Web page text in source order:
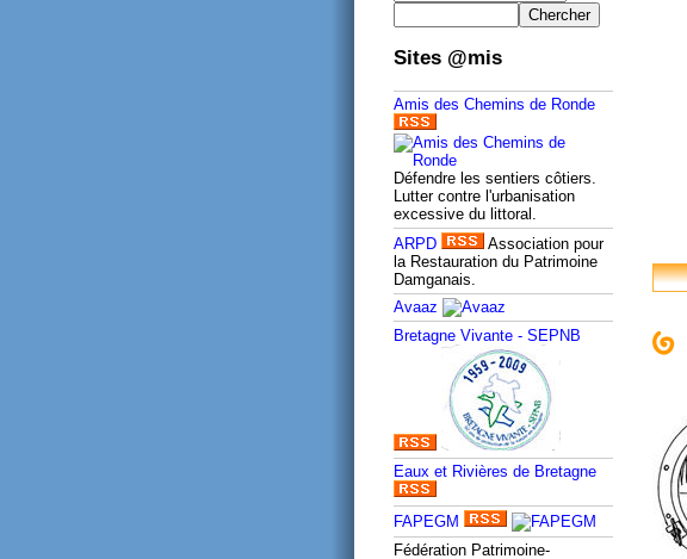
Sites @mis
Amis des Chemins de Ronde
Défendre les sentiers côtiers.
Lutter contre l'urbanisation
excessive du littoral.
ARPD
Association pour
la Restauration du Patrimoine
Damganais.
Avaaz
Bretagne Vivante - SEPNB
Eaux et Rivières de Bretagne
FAPEGM
Fédération Patrimoine-